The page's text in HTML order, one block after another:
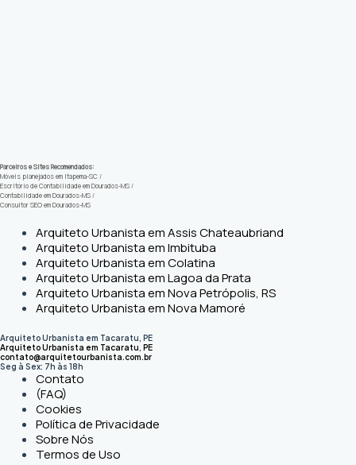
Parceiros e Sites Recomendados:
Móveis planejados em Itapema-SC /
Escritório de Contabilidade em Dourados-MS /
Contabilidade em Dourados-MS /
Consultor SEO em Dourados-MS
Arquiteto Urbanista em Assis Chateaubriand
Arquiteto Urbanista em Imbituba
Arquiteto Urbanista em Colatina
Arquiteto Urbanista em Lagoa da Prata
Arquiteto Urbanista em Nova Petrópolis, RS
Arquiteto Urbanista em Nova Mamoré
Arquiteto Urbanista em Tacaratu, PE
Arquiteto Urbanista em Tacaratu, PE
contato@arquitetourbanista.com.br
Seg à Sex: 7h às 18h
Contato
(FAQ)
Cookies
Política de Privacidade
Sobre Nós
Termos de Uso